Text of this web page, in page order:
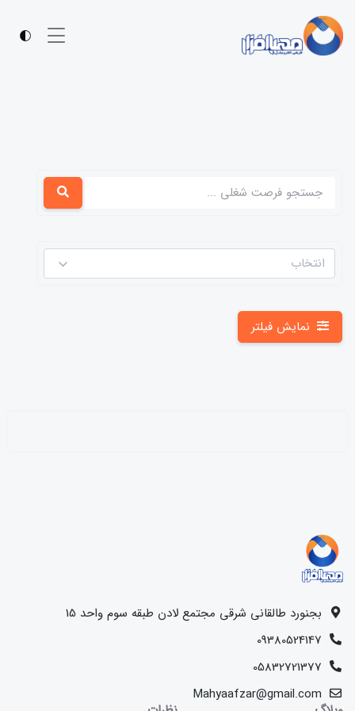
انتخاب
نمایش فیلتر
بجنورد طالقانی شرقی مجتمع لادن طبقه سوم واحد 15
09380524147
05832721377
Mahyaafzar@gmail.com